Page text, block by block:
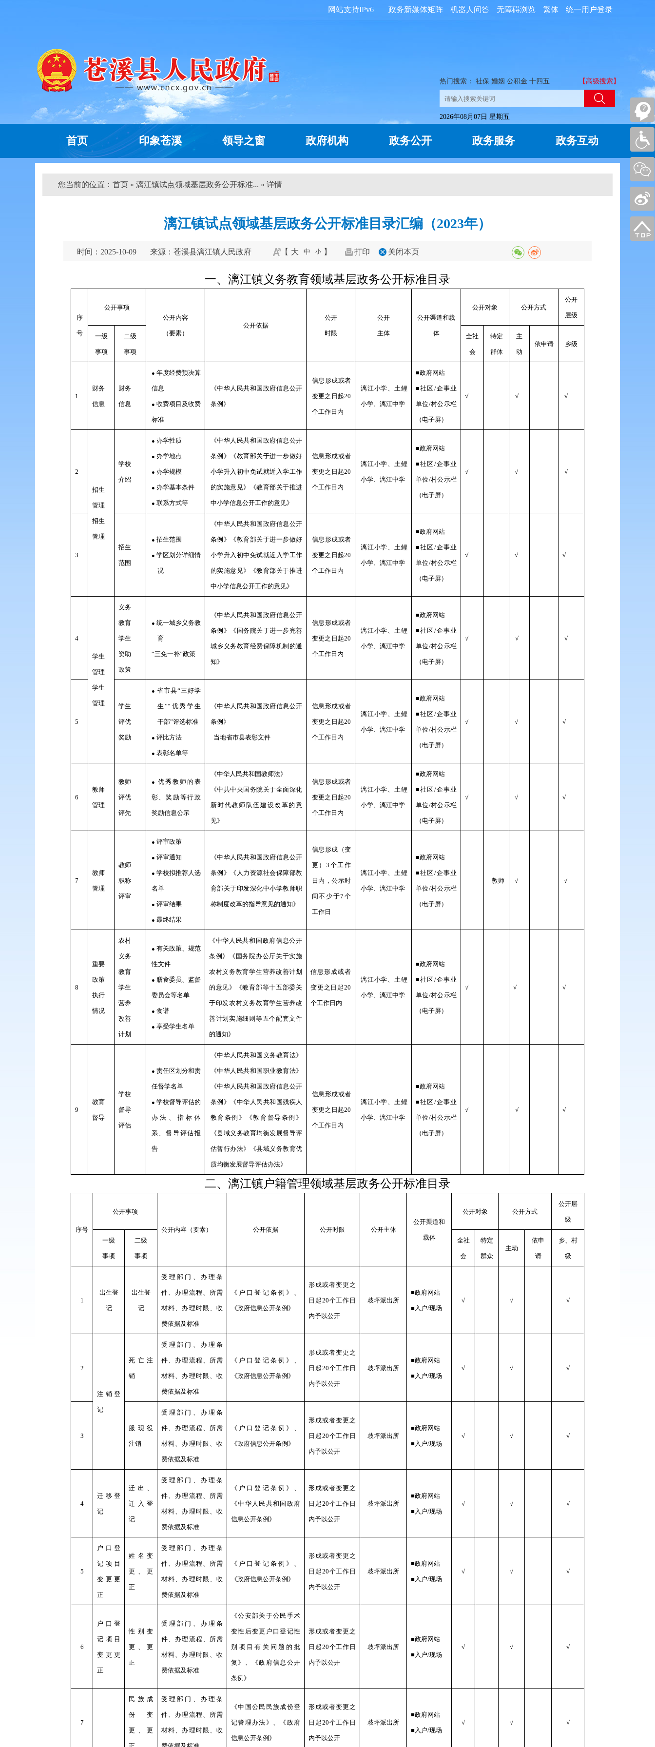
统一用户登录
繁体
无障碍浏览
机器人问答
政务新媒体矩阵
网站支持IPv6
热门搜索： 社保 婚姻 公积金 十四五 【高级搜索】
2026年08月07日 星期五
首页 印象苍溪 领导之窗 政府机构 政务公开 政务服务 政务互动
您当前的位置： 首页 » 漓江镇试点领域基层政务公开标准... » 详情
漓江镇试点领域基层政务公开标准目录汇编（2023年）
时间：2025-10-09 来源：苍溪县漓江镇人民政府 【 大 中 小 】 打印 关闭本页
一、漓江镇义务教育领域基层政务公开标准目录
序
号
公开事项
公开内容
（要素）
公开依据
公开
时限
公开
主体
公开渠道和载
体
公开对象 公开方式
公开
层级
一级
事项
二级
事项
全社
会
特定
群体
主
动
依申请 乡级
1
财务
信息
财务
信息
● 年度经费预决算
信息
● 收费项目及收费
标准
《中华人民共和国政府信息公开
条例》
信息形成或者
变更之日起20
个工作日内
漓江小学、土鲤
小学、 漓江中学
■政府网站
■社区 /企事业
单位/村公示栏
（电子屏）
√ √ √
2
招生
管理
招生
管理
学校
介绍
● 办学性质
● 办学地点
● 办学规模
● 办学基本条件
● 联系方式等
《中华人民共和国政府信息公开
条例》《教育部关于进一步做好
小学升入初中免试就近入学工作
的实施意见》《教育部关于推进
中小学信息公开工作的意见》
信息形成或者
变更之日起20
个工作日内
漓江小学、土鲤
小学、 漓江中学
■政府网站
■社区/企事业
单位/村公示栏
（电子屏）
√ √ √
3
招生
范围
● 招生范围
● 学区划分详细情
况
《中华人民共和国政府信息公开
条例》《教育部关于进一步做好
小学升入初中免试就近入学工作
的实施意见》《教育部关于推进
中小学信息公开工作的意见》
信息形成或者
变更之日起20
个工作日内
漓江小学、土鲤
小学、 漓江中学
■政府网站
■社区/企事业
单位/村公示栏
（电子屏）
√ √ √
4
学生
管理
学生
管理
义务
教育
学生
资助
政策
● 统一城乡义务教
育
“三免一补”政策
《中华人民共和国政府信息公开
条例》《国务院关于进一步完善
城乡义务教育经费保障机制的通
知》
信息形成或者
变更之日起20
个工作日内
漓江小学、土鲤
小学、 漓江中学
■政府网站
■社区/企事业
单位/村公示栏
（电子屏）
√ √ √
5
学生
评优
奖励
●省市县“三好学
生”“优秀学生
干部”评选标准
● 评比方法
● 表彰名单等
《中华人民共和国政府信息公开
条例》
当地省市县表彰文件
信息形成或者
变更之日起20
个工作日内
漓江小学、土鲤
小学、 漓江中学
■政府网站
■社区/企事业
单位/村公示栏
（电子屏）
√ √ √
6
教师
管理
教师
评优
评先
●优秀教师的表
彰、奖励等行政
奖励信息公示
《中华人民共和国教师法》
《中共中央国务院关于全面深化
新时代教师队伍建设改革的意
见》
信息形成或者
变更之日起20
个工作日内
漓江小学、土鲤
小学、 漓江中学
■政府网站
■社区/企事业
单位/村公示栏
（电子屏）
√ √ √
7
教师
管理
教师
职称
评审
● 评审政策
● 评审通知
● 学校拟推荐人选
名单
● 评审结果
● 最终结果
《中华人民共和国政府信息公开
条例》《人力资源社会保障部教
育部关于印发深化中小学教师职
称制度改革的指导意见的通知》
信息形成（变
更）3 个工作
日内，公示时
间不少于7 个
工作日
漓江小学、土鲤
小学、 漓江中学
■政府网站
■社区/企事业
单位/村公示栏
（电子屏）
教师 √ √
8
重要
政策
执行
情况
农村
义务
教育
学生
营养
改善
计划
● 有关政策、规范
性文件
● 膳食委员、监督
委员会等名单
● 食谱
● 享受学生名单
《中华人民共和国政府信息公开
条例》《国务院办公厅关于实施
农村义务教育学生营养改善计划
的意见》《教育部等十五部委关
于印发农村义务教育学生营养改
善计划实施细则等五个配套文件
的通知》
信息形成或者
变更之日起20
个工作日内
漓江小学、土鲤
小学、 漓江中学
■政府网站
■社区/企事业
单位/村公示栏
（电子屏）
√ √ √
9
教育
督导
学校
督导
评估
● 责任区划分和责
任督学名单
● 学校督导评估的
办法、指标体
系、督导评估报
告
《中华人民共和国义务教育法》
《中华人民共和国职业教育法》
《中华人民共和国政府信息公开
条例》《中华人民共和国残疾人
教育条例》《教育督导条例》
《县域义务教育均衡发展督导评
估暂行办法》《县域义务教育优
质均衡发展督导评估办法》
信息形成或者
变更之日起20
个工作日内
漓江小学、土鲤
小学、 漓江中学
■政府网站
■社区/企事业
单位/村公示栏
（电子屏）
√ √ √
二、漓江镇户籍管理领域基层政务公开标准目录
序号
公开事项
公开内容（要素） 公开依据 公开时限 公开主体
公开渠道和
载体
公开对象 公开方式
公开层
级
一级
事项
二级
事项
全社
会
特定
群众
主动
依申
请
乡、村
级
1
出生登
记
出生登
记
受理部门、办理条
件、办理流程、所需
材料、办理时限、收
费依据及标准
《户口登记条例》、
《政府信息公开条例》
形成或者变更之
日起20个工作日
内予以公开
歧坪派出所
■政府网站
■入户/现场
√ √ √
2
注销登
记
死亡注
销
受理部门、办理条
件、办理流程、所需
材料、办理时限、收
费依据及标准
《户口登记条例》、
《政府信息公开条例》
形成或者变更之
日起20个工作日
内予以公开
歧坪派出所
■政府网站
■入户/现场
√ √ √
3
服现役
注销
受理部门、办理条
件、办理流程、所需
材料、办理时限、收
费依据及标准
《户口登记条例》、
《政府信息公开条例》
形成或者变更之
日起20个工作日
内予以公开
歧坪派出所
■政府网站
■入户/现场
√ √ √
4
迁移登
记
迁出、
迁入登
记
受理部门、办理条
件、办理流程、所需
材料、办理时限、收
费依据及标准
《户口登记条例》、
《中华人民共和国政府
信息公开条例》
形成或者变更之
日起20个工作日
内予以公开
歧坪派出所
■政府网站
■入户/现场
√ √ √
5
户口登
记项目
变更更
正
姓名变
更、更
正
受理部门、办理条
件、办理流程、所需
材料、办理时限、收
费依据及标准
《户口登记条例》、
《政府信息公开条例》
形成或者变更之
日起20个工作日
内予以公开
歧坪派出所
■政府网站
■入户/现场
√ √ √
6
户口登
记项目
变更更
正
性别变
更、更
正
受理部门、办理条
件、办理流程、所需
材料、办理时限、收
费依据及标准
《公安部关于公民手术
变性后变更户口登记性
别项目有关问题的批
复》、《政府信息公开
条例》
形成或者变更之
日起20个工作日
内予以公开
歧坪派出所
■政府网站
■入户/现场
√ √ √
7
民族成
份变
更、更
受理部门、办理条
件、办理流程、所需
材料、办理时限、收
《中国公民民族成份登
记管理办法》、《政府
信息公开条例》
形成或者变更之
日起20个工作日
内予以公开
歧坪派出所
■政府网站
■入户/现场
√ √ √